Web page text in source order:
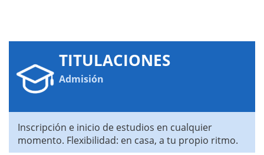
TITULACIONES
Admisión
Inscripción e inicio de estudios en cualquier
momento. Flexibilidad: en casa, a tu propio ritmo.